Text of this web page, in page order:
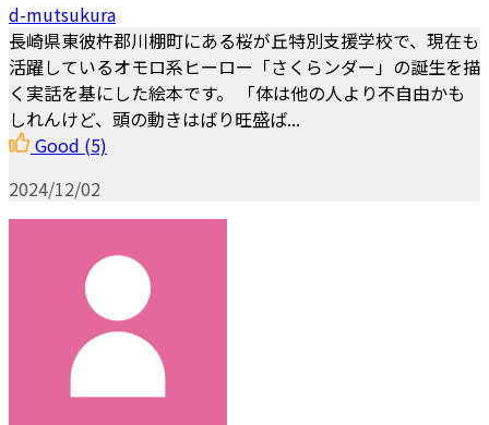
d-mutsukura
長崎県東彼杵郡川棚町にある桜が丘特別支援学校で、現在も
活躍しているオモロ系ヒーロー「さくらンダー」の誕生を描
く実話を基にした絵本です。 「体は他の人より不自由かも
しれんけど、頭の動きはばり旺盛ば...
Good (5)
2024/12/02